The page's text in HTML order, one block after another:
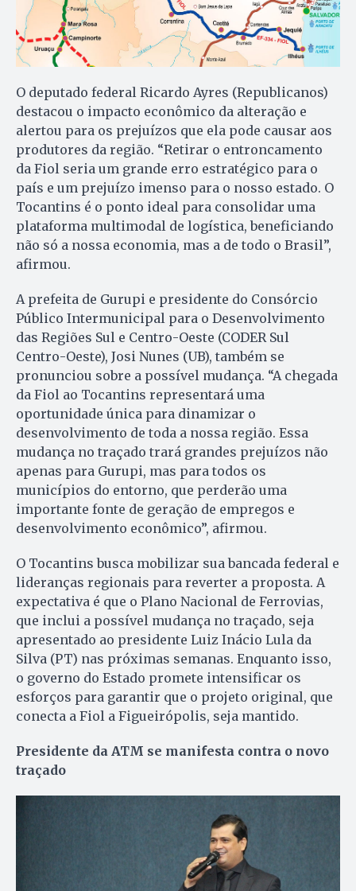
O deputado federal Ricardo Ayres (Republicanos)
destacou o impacto econômico da alteração e
alertou para os prejuízos que ela pode causar aos
produtores da região. “Retirar o entroncamento
da Fiol seria um grande erro estratégico para o
país e um prejuízo imenso para o nosso estado. O
Tocantins é o ponto ideal para consolidar uma
plataforma multimodal de logística, beneficiando
não só a nossa economia, mas a de todo o Brasil”,
afirmou.
A prefeita de Gurupi e presidente do Consórcio
Público Intermunicipal para o Desenvolvimento
das Regiões Sul e Centro-Oeste (CODER Sul
Centro-Oeste), Josi Nunes (UB), também se
pronunciou sobre a possível mudança. “A chegada
da Fiol ao Tocantins representará uma
oportunidade única para dinamizar o
desenvolvimento de toda a nossa região. Essa
mudança no traçado trará grandes prejuízos não
apenas para Gurupi, mas para todos os
municípios do entorno, que perderão uma
importante fonte de geração de empregos e
desenvolvimento econômico”, afirmou.
O Tocantins busca mobilizar sua bancada federal e
lideranças regionais para reverter a proposta. A
expectativa é que o Plano Nacional de Ferrovias,
que inclui a possível mudança no traçado, seja
apresentado ao presidente Luiz Inácio Lula da
Silva (PT) nas próximas semanas. Enquanto isso,
o governo do Estado promete intensificar os
esforços para garantir que o projeto original, que
conecta a Fiol a Figueirópolis, seja mantido.
Presidente da ATM se manifesta contra o novo
traçado